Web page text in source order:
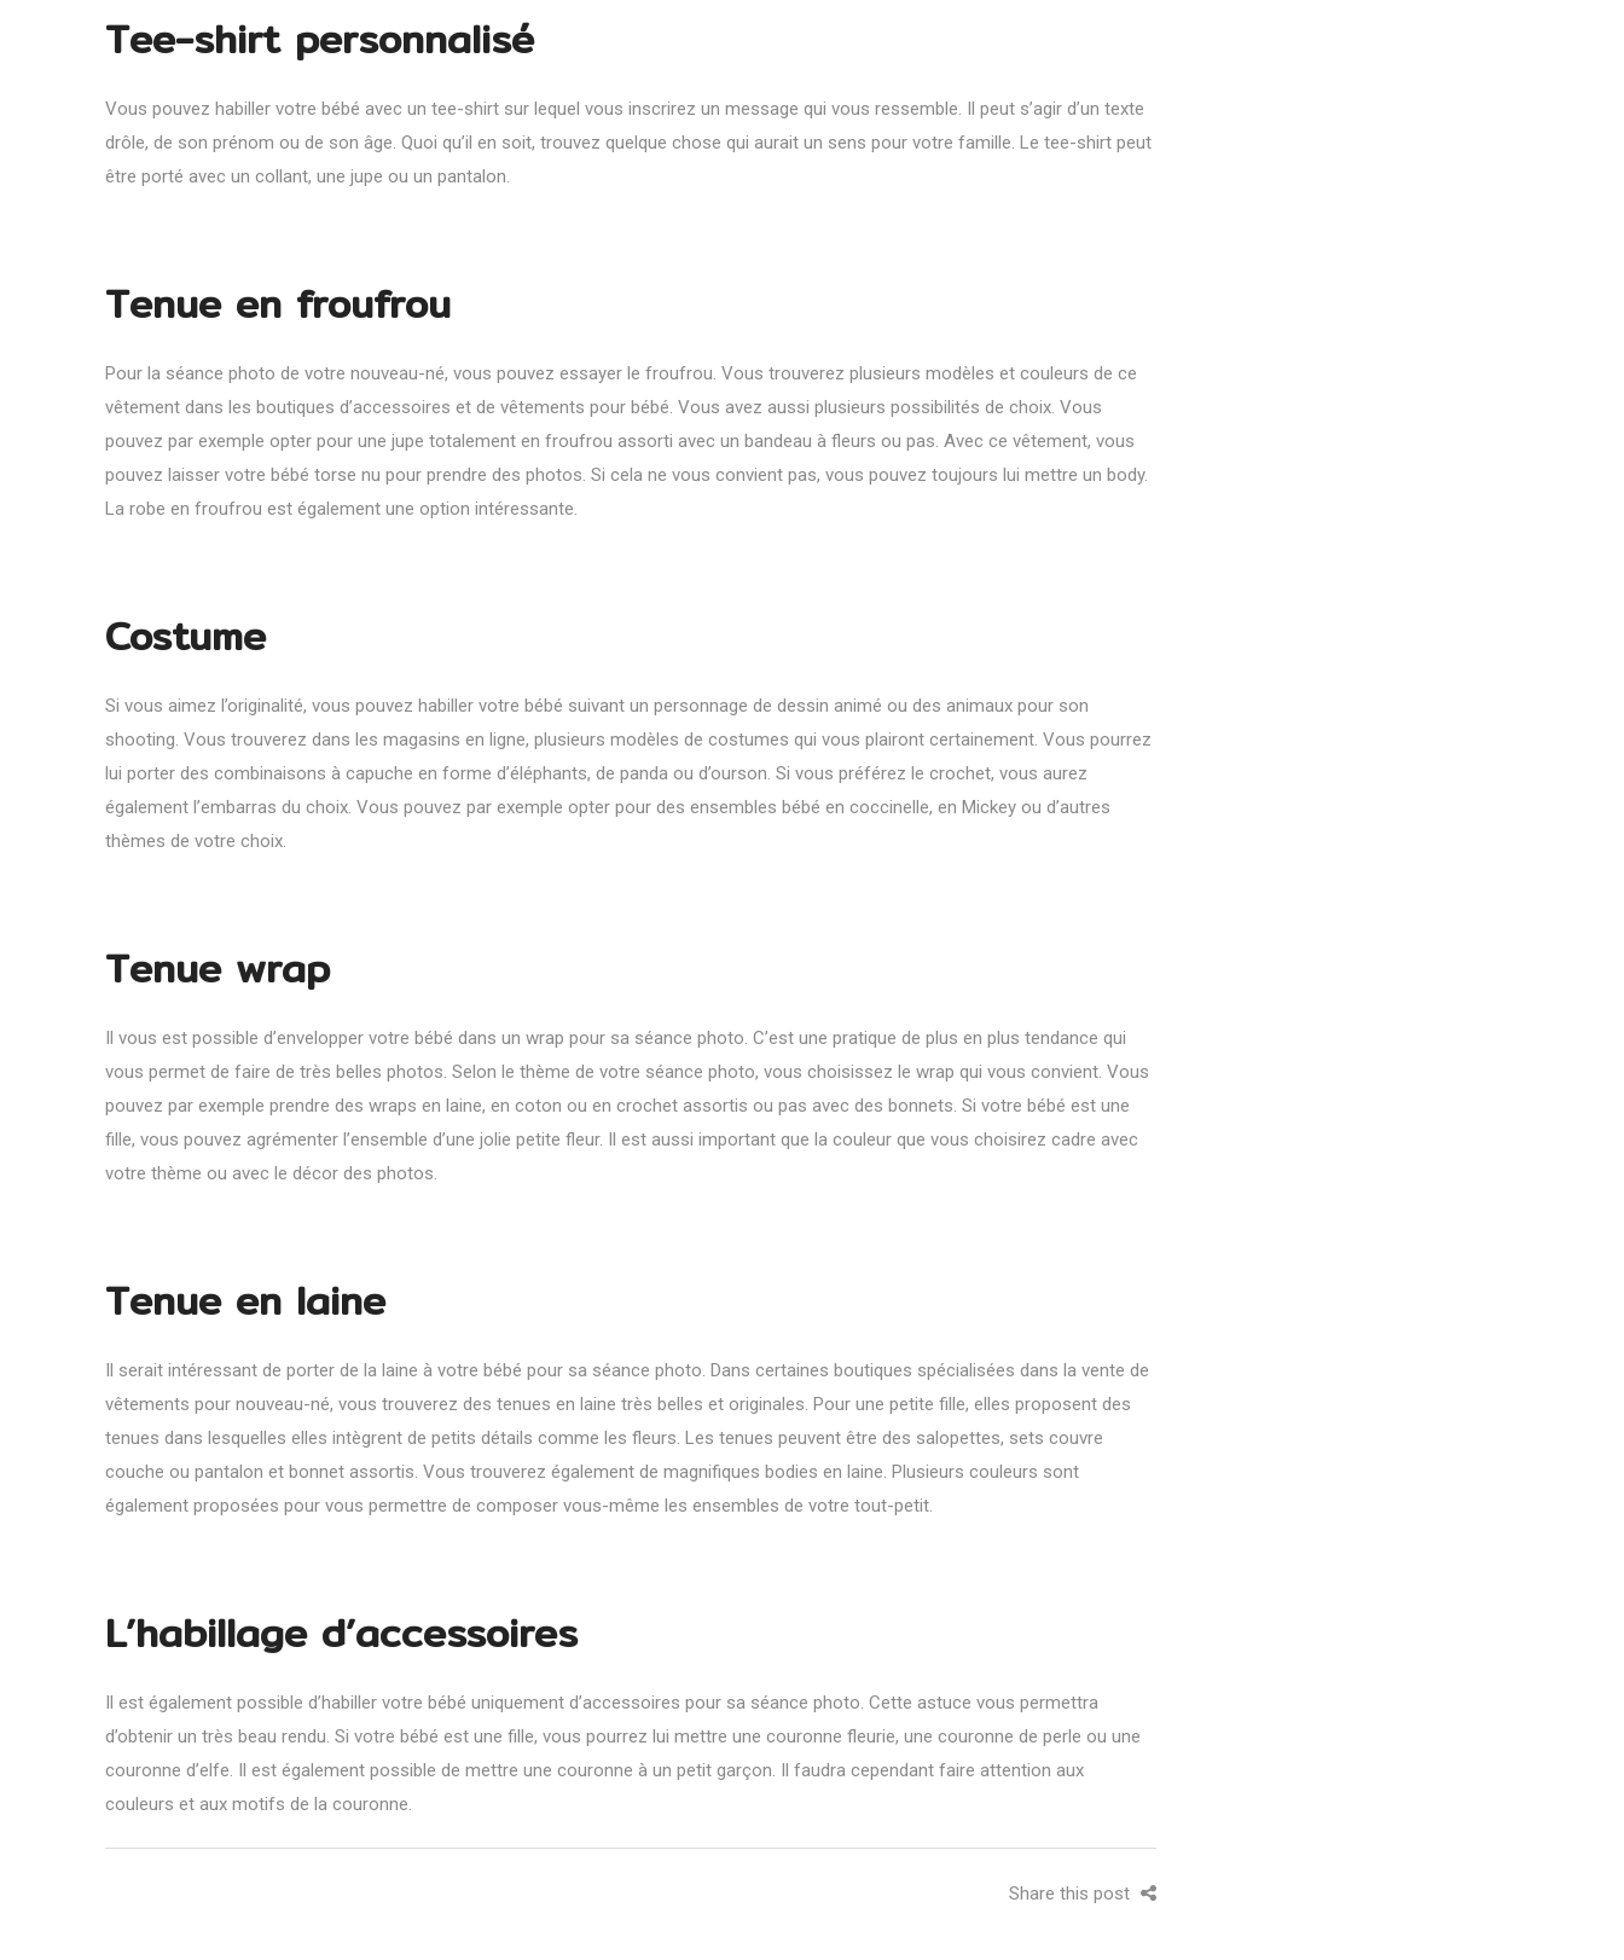
Tee-shirt personnalisé
Vous pouvez habiller votre bébé avec un tee-shirt sur lequel vous inscrirez un message qui vous ressemble. Il peut s’agir d’un texte
drôle, de son prénom ou de son âge. Quoi qu’il en soit, trouvez quelque chose qui aurait un sens pour votre famille. Le tee-shirt peut
être porté avec un collant, une jupe ou un pantalon.
Tenue en froufrou
Pour la séance photo de votre nouveau-né, vous pouvez essayer le froufrou. Vous trouverez plusieurs modèles et couleurs de ce
vêtement dans les boutiques d’accessoires et de vêtements pour bébé. Vous avez aussi plusieurs possibilités de choix. Vous
pouvez par exemple opter pour une jupe totalement en froufrou assorti avec un bandeau à fleurs ou pas. Avec ce vêtement, vous
pouvez laisser votre bébé torse nu pour prendre des photos. Si cela ne vous convient pas, vous pouvez toujours lui mettre un body.
La robe en froufrou est également une option intéressante.
Costume
Si vous aimez l’originalité, vous pouvez habiller votre bébé suivant un personnage de dessin animé ou des animaux pour son
shooting. Vous trouverez dans les magasins en ligne, plusieurs modèles de costumes qui vous plairont certainement. Vous pourrez
lui porter des combinaisons à capuche en forme d’éléphants, de panda ou d’ourson. Si vous préférez le crochet, vous aurez
également l’embarras du choix. Vous pouvez par exemple opter pour des ensembles bébé en coccinelle, en Mickey ou d’autres
thèmes de votre choix.
Tenue wrap
Il vous est possible d’envelopper votre bébé dans un wrap pour sa séance photo. C’est une pratique de plus en plus tendance qui
vous permet de faire de très belles photos. Selon le thème de votre séance photo, vous choisissez le wrap qui vous convient. Vous
pouvez par exemple prendre des wraps en laine, en coton ou en crochet assortis ou pas avec des bonnets. Si votre bébé est une
fille, vous pouvez agrémenter l’ensemble d’une jolie petite fleur. Il est aussi important que la couleur que vous choisirez cadre avec
votre thème ou avec le décor des photos.
Tenue en laine
Il serait intéressant de porter de la laine à votre bébé pour sa séance photo. Dans certaines boutiques spécialisées dans la vente de
vêtements pour nouveau-né, vous trouverez des tenues en laine très belles et originales. Pour une petite fille, elles proposent des
tenues dans lesquelles elles intègrent de petits détails comme les fleurs. Les tenues peuvent être des salopettes, sets couvre
couche ou pantalon et bonnet assortis. Vous trouverez également de magnifiques bodies en laine. Plusieurs couleurs sont
également proposées pour vous permettre de composer vous-même les ensembles de votre tout-petit.
L’habillage d’accessoires
Il est également possible d’habiller votre bébé uniquement d’accessoires pour sa séance photo. Cette astuce vous permettra
d’obtenir un très beau rendu. Si votre bébé est une fille, vous pourrez lui mettre une couronne fleurie, une couronne de perle ou une
couronne d’elfe. Il est également possible de mettre une couronne à un petit garçon. Il faudra cependant faire attention aux
couleurs et aux motifs de la couronne.
Share this post